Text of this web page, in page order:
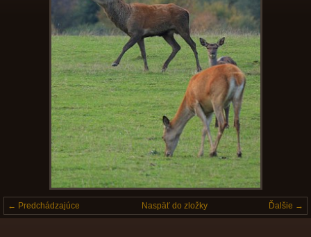
← Predchádzajúce Ďalšie →
Naspäť do zložky